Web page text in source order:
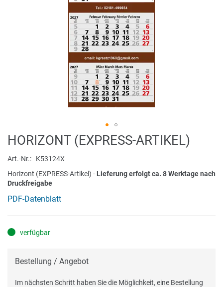
Zum
Anfang
der
Bildergalerie
springen
HORIZONT (EXPRESS-ARTIKEL)
Art.-Nr.
K53124X
Horizont (EXPRESS-Artikel) - Lieferung erfolgt ca. 8 Werktage nach
Druckfreigabe
PDF-Datenblatt
verfügbar
Bestellung / Angebot
Im nächsten Schritt haben Sie die Möglichkeit, eine Bestellung